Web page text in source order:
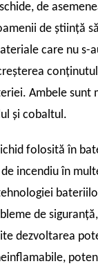
de
de știință
care nu s-
Ambele sunt
și cobaltul.
folosită în
incendiu în
de
dezvoltarea